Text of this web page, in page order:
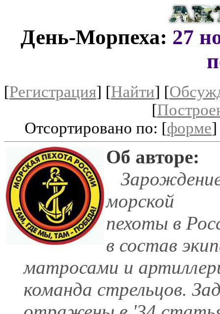
День-Морпеха: 27
[Регистрация] [Найти] [
[
Отсортировано по: [форме
Об авторе:
морской
пехоты в
в состав
матросами и
команда стрельцов.